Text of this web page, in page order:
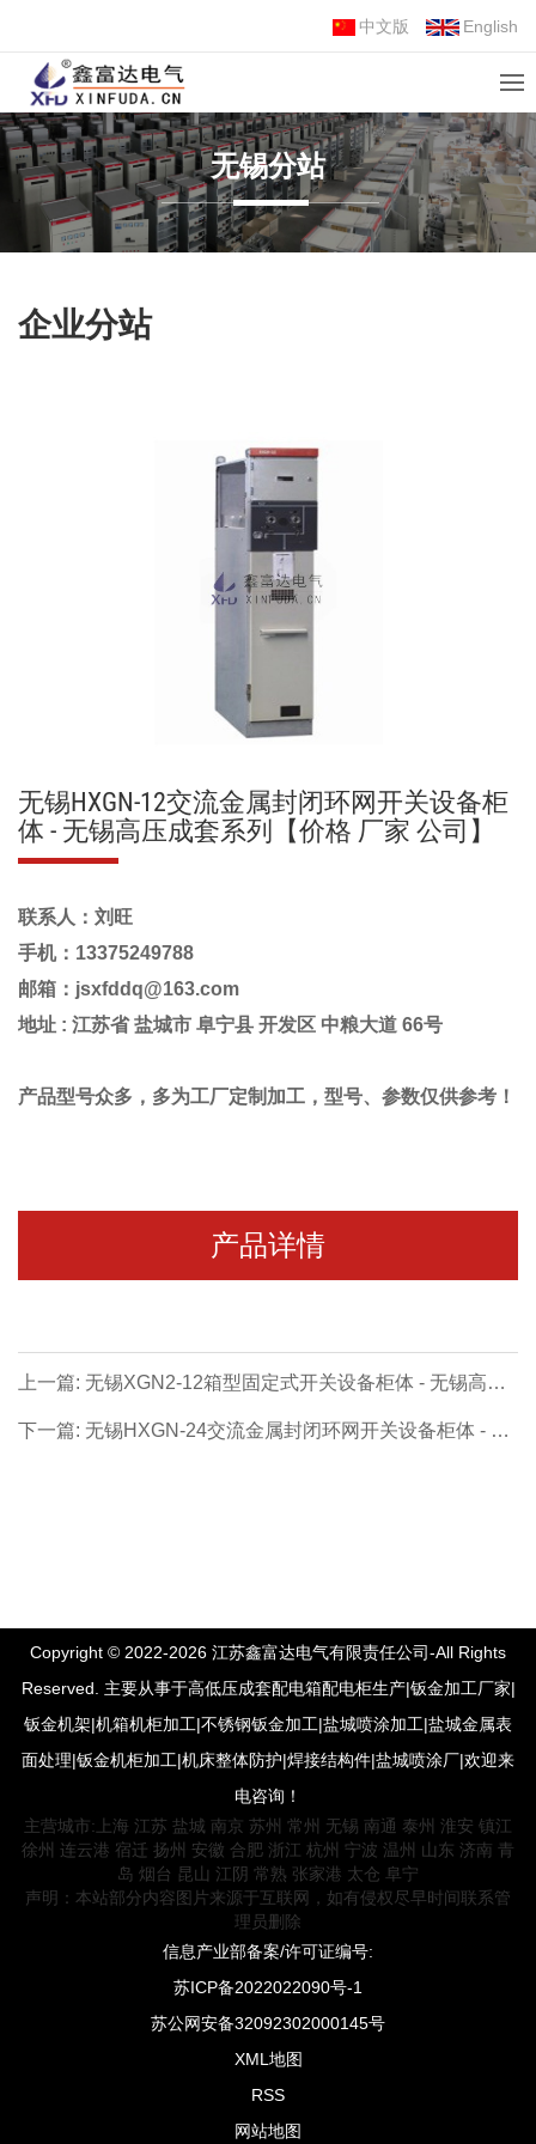
中文版 English
无锡分站
企业分站
无锡HXGN-12交流金属封闭环网开关设备柜
体 - 无锡高压成套系列【价格 厂家 公司】
联系人：刘旺
手机：13375249788
邮箱：jsxfddq@163.com
地址 : 江苏省 盐城市 阜宁县 开发区 中粮大道 66号
产品型号众多，多为工厂定制加工，型号、参数仅供参考！
产品详情
上一篇: 无锡XGN2-12箱型固定式开关设备柜体 - 无锡高压
成套系列【价格 厂家 公司】
下一篇: 无锡HXGN-24交流金属封闭环网开关设备柜体 - 无
Copyright © 2022-2026 江苏鑫富达电气有限责任公司-All Rights
Reserved. 主要从事于高低压成套配电箱配电柜生产|钣金加工厂家|
钣金机架|机箱机柜加工|不锈钢钣金加工|盐城喷涂加工|盐城金属表
面处理|钣金机柜加工|机床整体防护|焊接结构件|盐城喷涂厂|欢迎来
电咨询！
主营城市: 上海 江苏 盐城 南京 苏州 常州 无锡 南通 泰州 淮安 镇江
徐州 连云港 宿迁 扬州 安徽 合肥 浙江 杭州 宁波 温州 山东 济南 青
岛 烟台 昆山 江阴 常熟 张家港 太仓 阜宁
声明：本站部分内容图片来源于互联网，如有侵权尽早时间联系管
理员删除
信息产业部备案/许可证编号:
苏ICP备2022022090号-1
苏公网安备32092302000145号
XML地图
RSS
网站地图